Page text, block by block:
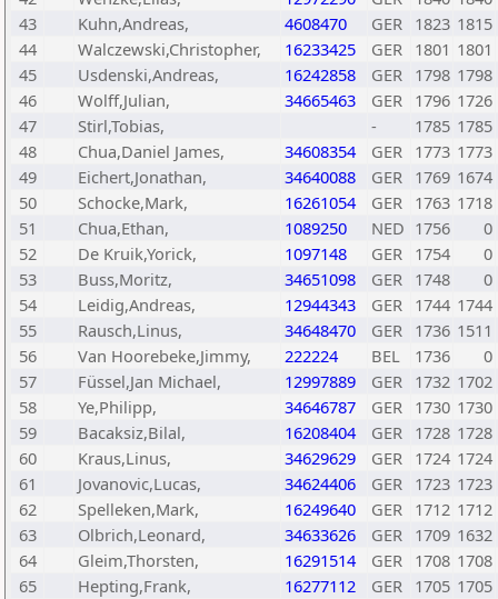
43
Kuhn,Andreas, 4608470 GER 1823 1815
44
Walczewski,Christopher, 16233425 GER 1801 1801
45
Usdenski,Andreas, 16242858 GER 1798 1798
46
Wolff,Julian, 34665463 GER 1796 1726
47
Stirl,Tobias, - 1785 1785
48
Chua,Daniel James, 34608354 GER 1773 1773
49
Eichert,Jonathan, 34640088 GER 1769 1674
50
Schocke,Mark, 16261054 GER 1763 1718
51
Chua,Ethan, 1089250 NED 1756
0
52
De Kruik,Yorick, 1097148 GER 1754
0
53
Buss,Moritz, 34651098 GER 1748
0
54
Leidig,Andreas, 12944343 GER 1744 1744
55
Rausch,Linus, 34648470 GER 1736 1511
56
Van Hoorebeke,Jimmy, 222224 BEL 1736
0
57
Füssel,Jan Michael, 12997889 GER 1732 1702
58
Ye,Philipp, 34646787 GER 1730 1730
59
Bacaksiz,Bilal, 16208404 GER 1728 1728
60
Kraus,Linus, 34629629 GER 1724 1724
61
Jovanovic,Lucas, 34624406 GER 1723 1723
62
Spelleken,Mark, 16249640 GER 1712 1712
63
Olbrich,Leonard, 34633626 GER 1709 1632
64
Gleim,Thorsten, 16291514 GER 1708 1708
65
Hepting,Frank, 16277112 GER 1705 1705